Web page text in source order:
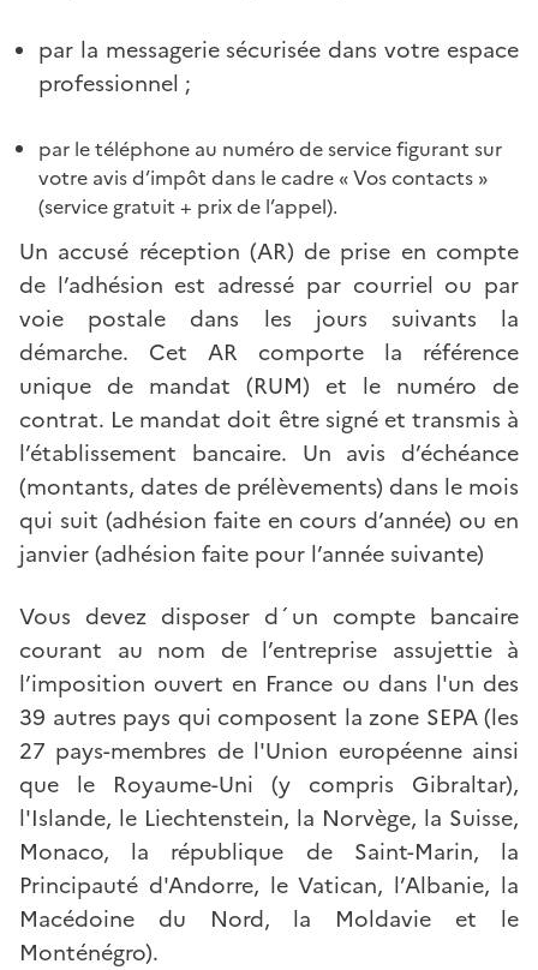
par la messagerie sécurisée dans votre espace
professionnel ;
par le téléphone au numéro de service figurant sur
votre avis d’impôt dans le cadre « Vos contacts »
(service gratuit + prix de l’appel).
Un accusé réception (AR) de prise en compte
de l’adhésion est adressé par courriel ou par
voie postale dans les jours suivants la
démarche. Cet AR comporte la référence
unique de mandat (RUM) et le numéro de
contrat. Le mandat doit être signé et transmis à
l’établissement bancaire. Un avis d’échéance
(montants, dates de prélèvements) dans le mois
qui suit (adhésion faite en cours d’année) ou en
janvier (adhésion faite pour l’année suivante)
Vous devez disposer d´un compte bancaire
courant au nom de l’entreprise assujettie à
l’imposition ouvert en France ou dans l'un des
39 autres pays qui composent la zone SEPA (les
27 pays-membres de l'Union européenne ainsi
que le Royaume-Uni (y compris Gibraltar),
l'Islande, le Liechtenstein, la Norvège, la Suisse,
Monaco, la république de Saint-Marin, la
Principauté d'Andorre, le Vatican, l’Albanie, la
Macédoine du Nord, la Moldavie et le
Monténégro).